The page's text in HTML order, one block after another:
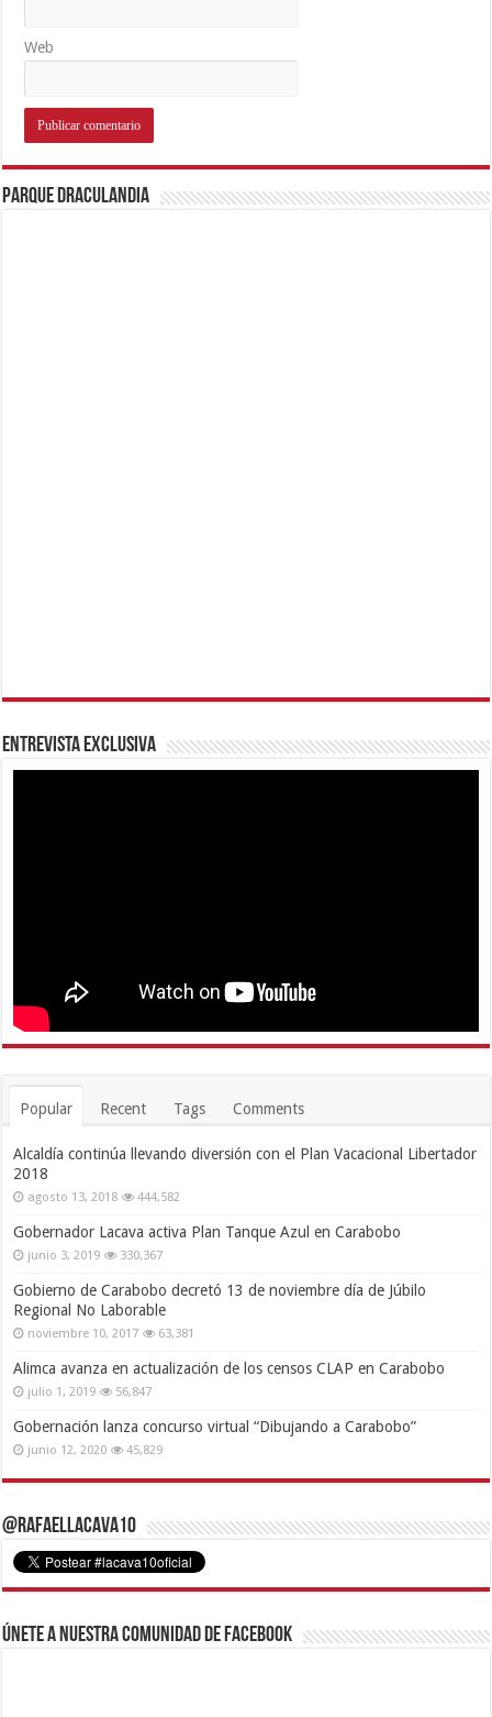
Web
Parque Draculandia
Entrevista Exclusiva
Popular Recent Tags Comments
Alcaldía continúa llevando diversión con el Plan Vacacional Libertador
2018
agosto 13, 2018 444,582
Gobernador Lacava activa Plan Tanque Azul en Carabobo
junio 3, 2019 330,367
Gobierno de Carabobo decretó 13 de noviembre día de Júbilo
Regional No Laborable
noviembre 10, 2017 63,381
Alimca avanza en actualización de los censos CLAP en Carabobo
julio 1, 2019 56,847
Gobernación lanza concurso virtual “Dibujando a Carabobo”
junio 12, 2020 45,829
@RafaelLacava10
Únete a nuestra comunidad de Facebook